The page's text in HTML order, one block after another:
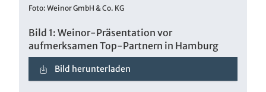
Foto: Weinor GmbH & Co. KG
Bild 1: Weinor-Präsentation vor
aufmerksamen Top-Partnern in Hamburg
Bild herunterladen